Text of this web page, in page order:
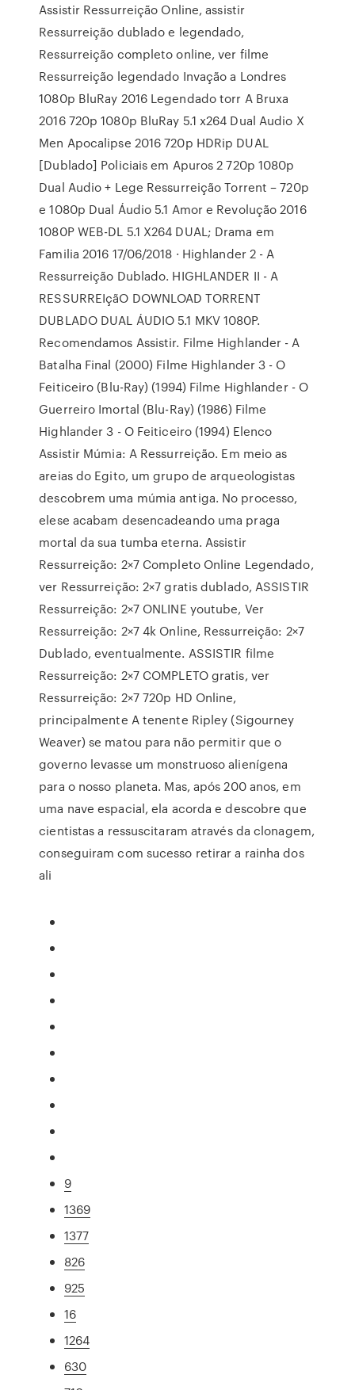
Assistir Ressurreição Online, assistir
Ressurreição dublado e legendado,
Ressurreição completo online, ver filme
Ressurreição legendado Invação a Londres
1080p BluRay 2016 Legendado torr A Bruxa
2016 720p 1080p BluRay 5.1 x264 Dual Audio X
Men Apocalipse 2016 720p HDRip DUAL
[Dublado] Policiais em Apuros 2 720p 1080p
Dual Audio + Lege Ressurreição Torrent – 720p
e 1080p Dual Áudio 5.1 Amor e Revolução 2016
1080P WEB-DL 5.1 X264 DUAL; Drama em
Familia 2016 17/06/2018 · Highlander 2 - A
Ressurreição Dublado. HIGHLANDER II - A
RESSURREIçãO DOWNLOAD TORRENT
DUBLADO DUAL ÁUDIO 5.1 MKV 1080P.
Recomendamos Assistir. Filme Highlander - A
Batalha Final (2000) Filme Highlander 3 - O
Feiticeiro (Blu-Ray) (1994) Filme Highlander - O
Guerreiro Imortal (Blu-Ray) (1986) Filme
Highlander 3 - O Feiticeiro (1994) Elenco
Assistir Múmia: A Ressurreição. Em meio as
areias do Egito, um grupo de arqueologistas
descobrem uma múmia antiga. No processo,
elese acabam desencadeando uma praga
mortal da sua tumba eterna. Assistir
Ressurreição: 2×7 Completo Online Legendado,
ver Ressurreição: 2×7 gratis dublado, ASSISTIR
Ressurreição: 2×7 ONLINE youtube, Ver
Ressurreição: 2×7 4k Online, Ressurreição: 2×7
Dublado, eventualmente. ASSISTIR filme
Ressurreição: 2×7 COMPLETO gratis, ver
Ressurreição: 2×7 720p HD Online,
principalmente A tenente Ripley (Sigourney
Weaver) se matou para não permitir que o
governo levasse um monstruoso alienígena
para o nosso planeta. Mas, após 200 anos, em
uma nave espacial, ela acorda e descobre que
cientistas a ressuscitaram através da clonagem,
conseguiram com sucesso retirar a rainha dos
ali
9
1369
1377
826
925
16
1264
630